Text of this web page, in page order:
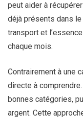
peut aider à
déjà présents dans
transport et
chaque mois.
Contrairement à une
directe à
bonnes catégories,
argent. Cette